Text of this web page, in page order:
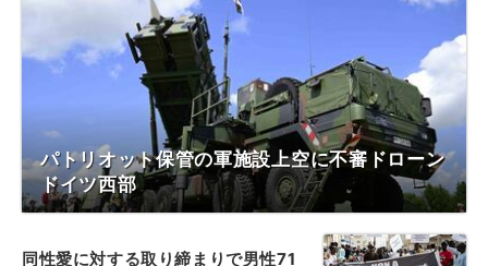
パトリオット保管の軍施設上空に不審ドローン
ドイツ西部
同性愛に対する取り締まりで男性71